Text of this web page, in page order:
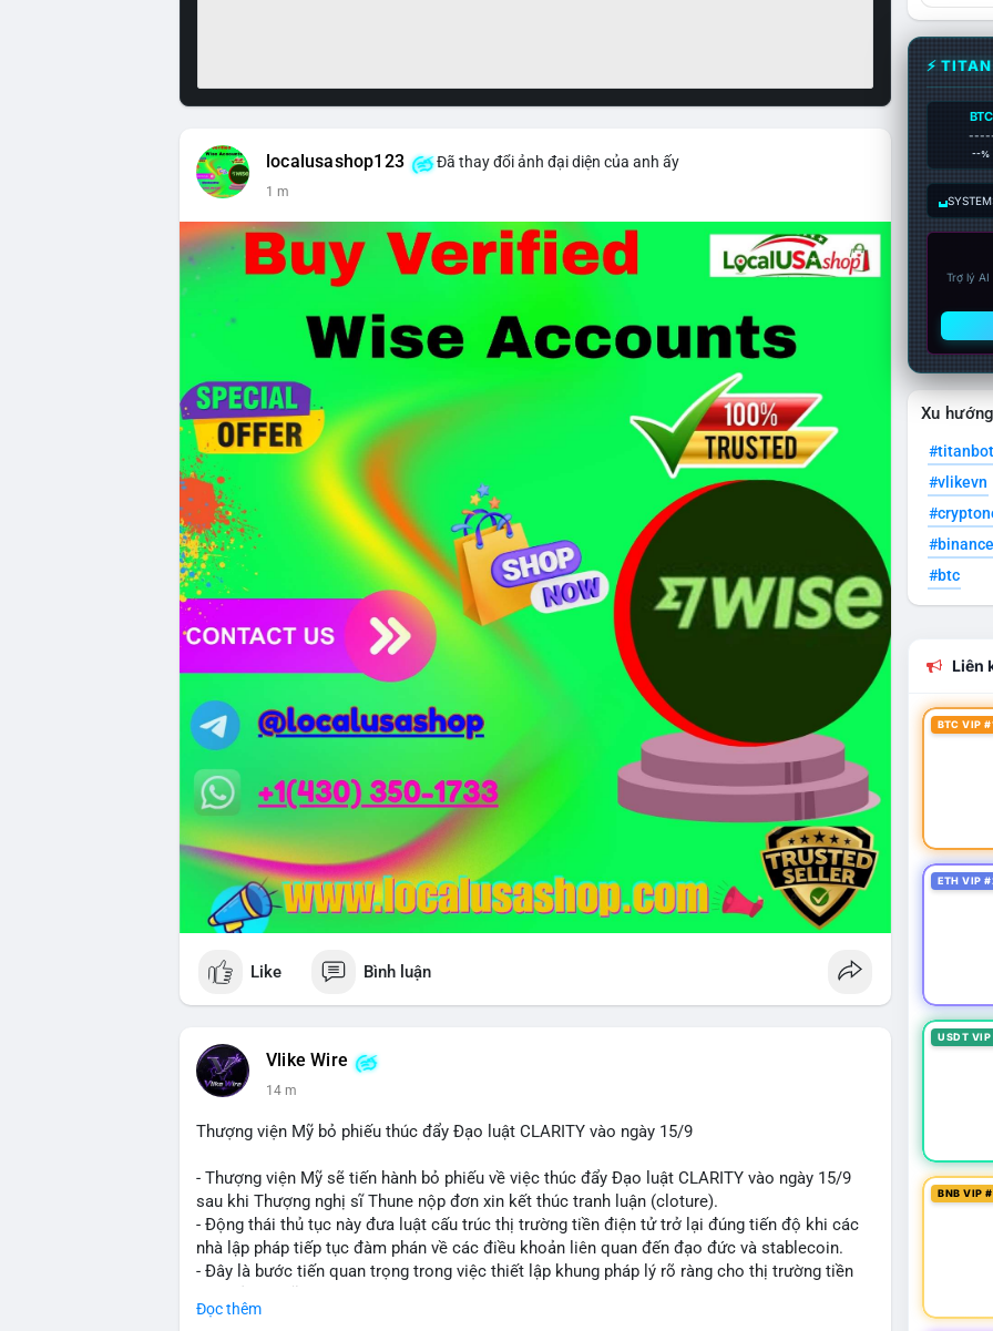
localusashop123 Đã thay đổi ảnh đại diện của anh ấy
1 m
Like Bình luận
Vlike Wire
14 m
Thượng viện Mỹ bỏ phiếu thúc đẩy Đạo luật CLARITY vào ngày 15/9
- Thượng viện Mỹ sẽ tiến hành bỏ phiếu về việc thúc đẩy Đạo luật CLARITY vào ngày 15/9
sau khi Thượng nghị sĩ Thune nộp đơn xin kết thúc tranh luận (cloture).
- Động thái thủ tục này đưa luật cấu trúc thị trường tiền điện tử trở lại đúng tiến độ khi các
nhà lập pháp tiếp tục đàm phán về các điều khoản liên quan đến đạo đức và stablecoin.
- Đây là bước tiến quan trọng trong việc thiết lập khung pháp lý rõ ràng cho thị trường tiền
Đọc thêm
⚡
BTC
--%
Trợ lý
Xu
#titanbot
#vlikevn
#btc
Liên
BTC VIP
ETH VIP
USDT
BNB VIP